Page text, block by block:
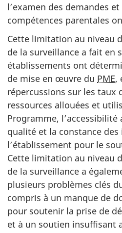
l’examen des demandes
compétences parentales
Cette limitation au niveau
de la surveillance a fait en
établissements ont
de mise en œuvre du PME,
répercussions sur les taux
ressources allouées et
Programme,
qualité et la constance
l’établissement pour le
Cette limitation au niveau
de la surveillance a
plusieurs problèmes clés
compris à un manque de
pour soutenir la prise de
et à un soutien insuffisant